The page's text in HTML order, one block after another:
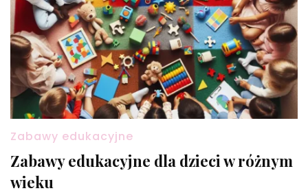
Zabawy edukacyjne
Zabawy edukacyjne dla dzieci w różnym
wieku